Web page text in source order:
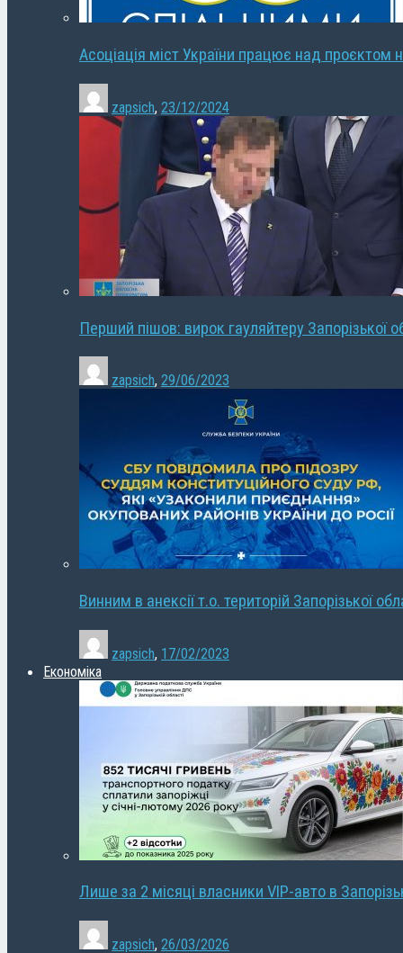
Асоціація міст України працює над проєктом
zapsich, 23/12/2024
Перший пішов: вирок гауляйтеру Запорізької
zapsich, 29/06/2023
Винним в анексії т.о. територій Запорізької
zapsich, 17/02/2023
Економіка
Лише за 2 місяці власники VIP-авто в
zapsich, 26/03/2026